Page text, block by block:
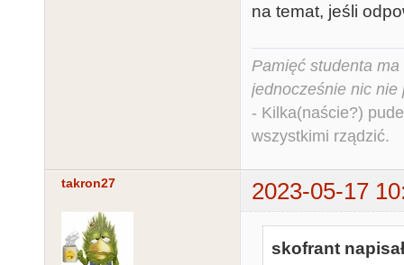
na temat, jeśli
Pamięć studenta
jednocześnie nic nie
- Kilka(naście?)
wszystkimi rządzić.
takron27 2023-05-17
skofrant